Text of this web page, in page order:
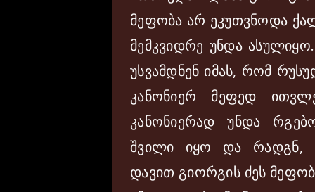
მეფობა არ ეკუთვნოდა
მემკვიდრე უნდა
უსვამდნენ იმას, რომ
კანონიერ მეფედ
კანონიერად უნდა
შვილი იყო და რადგნ,
დავით გიორგის ძეს